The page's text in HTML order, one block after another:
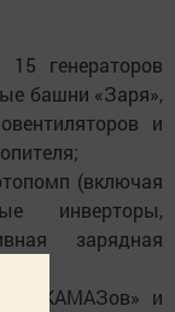
генераторов
башни «Заря»,
и
(включая
инверторы,
зарядная
«КАМАЗов» и